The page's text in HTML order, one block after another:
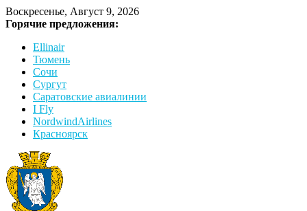
Воскресенье, Август 9, 2026
Горячие предложения:
Ellinair
Тюмень
Сочи
Сургут
Саратовские авиалинии
I Fly
NordwindAirlines
Красноярск